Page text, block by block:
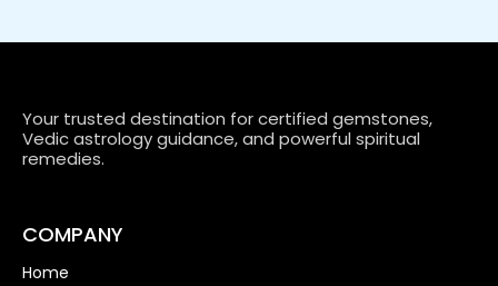
Your trusted destination for certified gemstones,
Vedic astrology guidance, and powerful spiritual
remedies.
COMPANY
Home